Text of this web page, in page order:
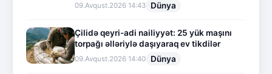
09.Avqust.2026 14:43 Dünya
Çilidə qeyri-adi nailiyyət: 25 yük maşını
torpağı əlləriylə daşıyaraq ev tikdilər
09.Avqust.2026 14:40 Dünya